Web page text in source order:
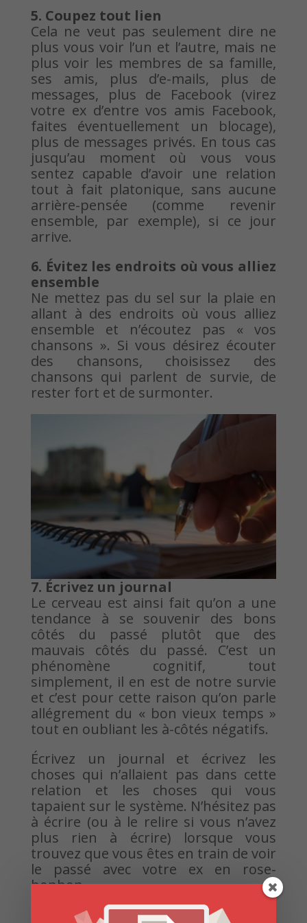
5. Coupez tout lien
Cela ne veut pas seulement dire ne
plus vous voir l’un et l’autre, mais ne
plus voir les membres de sa famille,
ses amis, plus d’e-mails, plus de
messages, plus de Facebook (virez
votre ex d’entre vos amis Facebook,
faites éventuellement un blocage),
plus de messages privés. En tous cas
jusqu’au moment où vous vous
sentez capable d’avoir une relation
tout à fait platonique, sans aucune
arrière-pensée (comme revenir
ensemble, par exemple), si ce jour
arrive.
6. Évitez les endroits où vous alliez
ensemble
Ne mettez pas du sel sur la plaie en
allant à des endroits où vous alliez
ensemble et n’écoutez pas « vos
chansons ». Si vous désirez écouter
des chansons, choisissez des
chansons qui parlent de survie, de
rester fort et de surmonter.
7. Écrivez un journal
Le cerveau est ainsi fait qu’on a une
tendance à se souvenir des bons
côtés du passé plutôt que des
mauvais côtés du passé. C’est un
phénomène cognitif, tout
simplement, il en est de notre survie
et c’est pour cette raison qu’on parle
allégrement du « bon vieux temps »
tout en oubliant les à-côtés négatifs.
Écrivez un journal et écrivez les
choses qui n’allaient pas dans cette
relation et les choses qui vous
tapaient sur le système. N’hésitez pas
à écrire (ou à le relire si vous n’avez
plus rien à écrire) lorsque vous
trouvez que vous êtes en train de voir
le passé avec votre ex en rose-
bonbon.
8. Rappelez-vous que votre